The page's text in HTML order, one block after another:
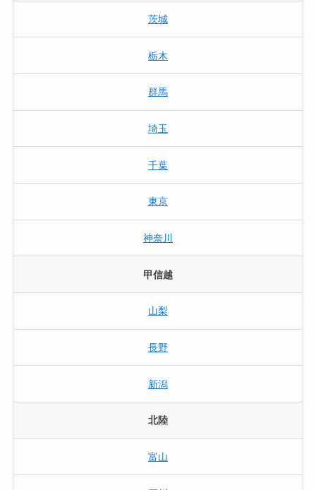
茨城
栃木
群馬
埼玉
千葉
東京
神奈川
甲信越
山梨
長野
新潟
北陸
富山